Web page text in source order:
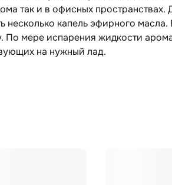
так и в офисных
несколько капель эфирного
По мере испарения жидкости
на нужный лад.